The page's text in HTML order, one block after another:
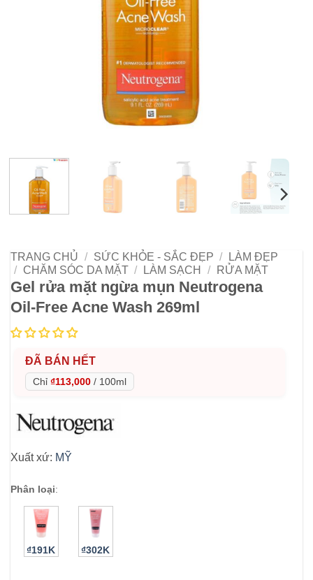
TRANG CHỦ / SỨC KHỎE - SẮC ĐẸP /
LÀM ĐẸP
/
CHĂM SÓC DA MẶT / LÀM SẠCH / RỬA MẶT
Gel rửa mặt ngừa mụn Neutrogena
Oil-Free Acne Wash 269ml
ĐÃ BÁN HẾT
Chỉ ₫113,000 / 100ml
Xuất xứ: MỸ
Phân loại:
₫191K ₫302K